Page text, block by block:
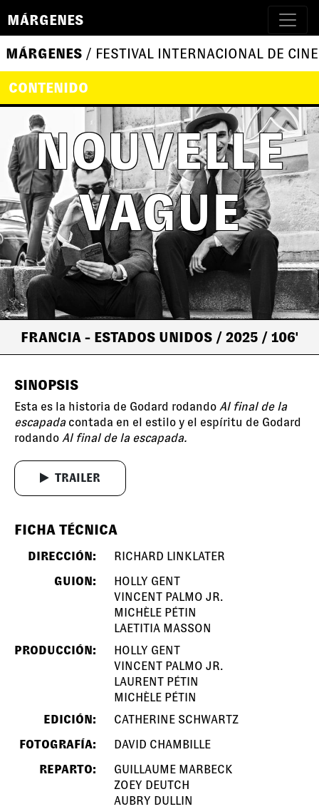
MÁRGENES
MÁRGENES / FESTIVAL INTERNACIONAL DE
CONTENIDO
NOUVELLE
VAGUE
FRANCIA - ESTADOS UNIDOS / 2025 / 106'
SINOPSIS
Esta es la historia de Godard rodando Al final de la
escapadacontada en el estilo y el espíritu de Godard
rodando Al final de la escapada.
TRAILER
FICHA TÉCNICA
DIRECCIÓN:
RICHARD LINKLATER
GUION:
HOLLY GENT
VINCENT PALMO JR.
MICHÈLE PÉTIN
LAETITIA MASSON
PRODUCCIÓN:
HOLLY GENT
VINCENT PALMO JR.
LAURENT PÉTIN
MICHÈLE PÉTIN
EDICIÓN:
CATHERINE SCHWARTZ
FOTOGRAFÍA:
DAVID CHAMBILLE
REPARTO:
GUILLAUME MARBECK
ZOEY DEUTCH
AUBRY DULLIN